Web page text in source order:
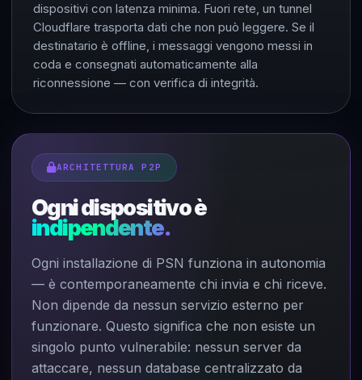
dispositivi con latenza minima. Fuori rete, un tunnel
Cloudflare trasporta dati che non può leggere. Se il
destinatario è offline, i messaggi vengono messi in
coda e consegnati automaticamente alla
riconnessione — con verifica di integrità.
ARCHITETTURA P2P
Ogni dispositivo è
indipendente.
Ogni installazione di PSN funziona in autonomia
— è contemporaneamente chi invia e chi riceve.
Non dipende da nessun servizio esterno per
funzionare. Questo significa che non esiste un
singolo punto vulnerabile: nessun server da
attaccare, nessun database centralizzato da